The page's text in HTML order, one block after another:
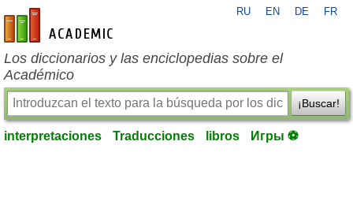
es-academic.com
RU EN DE FR
Los diccionarios y las enciclopedias sobre el
Académico
¡Buscar!
interpretaciones Traducciones libros Игры ⚽